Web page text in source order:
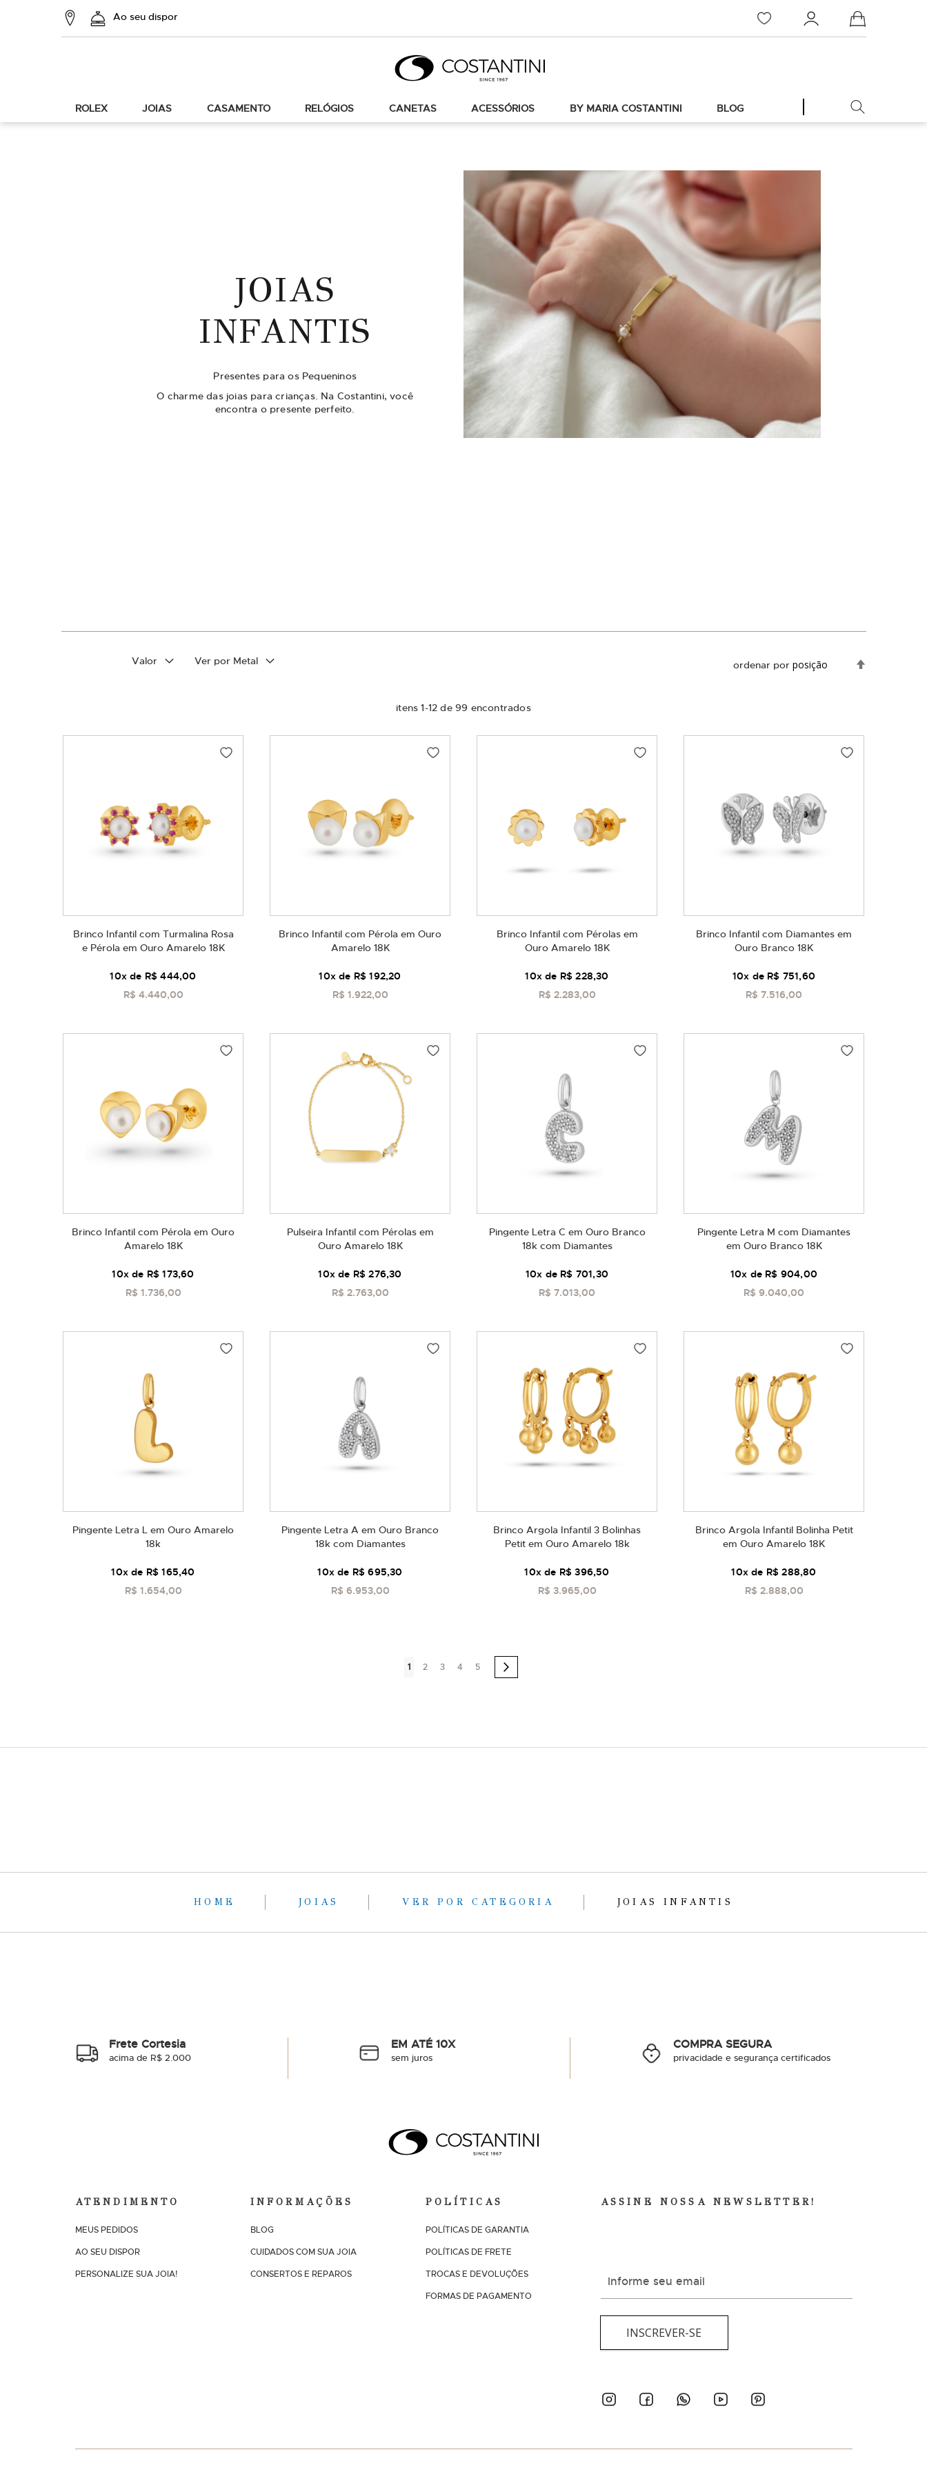
Ao seu dispor
Meu Carrinho
ROLEX JOIAS CASAMENTO RELÓGIOS CANETAS ACESSÓRIOS BY MARIA COSTANTINI BLOG
JOIAS
INFANTIS
Presentes para os Pequeninos
O charme das joias para crianças. Na Costantini, você
encontra o presente perfeito.
COMPRAR
Brinco Infantil com Turmalina Rosa
e Pérola em Ouro Amarelo 18K
R$ 4.440,00
10x de R$ 444,00
COMPRAR
Brinco Infantil com Pérola em Ouro
Amarelo 18K
R$ 1.922,00
10x de R$ 192,20
COMPRAR
Brinco Infantil com Pérolas em
Ouro Amarelo 18K
R$ 2.283,00
10x de R$ 228,30
COMPRAR
Brinco Infantil com Diamantes em
Ouro Branco 18K
R$ 7.516,00
10x de R$ 751,60
COMPRAR
Brinco Infantil com Pérola em Ouro
Amarelo 18K
R$ 1.736,00
10x de R$ 173,60
COMPRAR
Pulseira Infantil com Pérolas em
Ouro Amarelo 18K
R$ 2.763,00
10x de R$ 276,30
COMPRAR
Pingente Letra C em Ouro Branco
18k com Diamantes
R$ 7.013,00
10x de R$ 701,30
COMPRAR
Pingente Letra M com Diamantes
em Ouro Branco 18K
R$ 9.040,00
10x de R$ 904,00
COMPRAR
Pingente Letra L em Ouro Amarelo
18k
R$ 1.654,00
10x de R$ 165,40
COMPRAR
Pingente Letra A em Ouro Branco
18k com Diamantes
R$ 6.953,00
10x de R$ 695,30
COMPRAR
Brinco Argola Infantil 3 Bolinhas
Petit em Ouro Amarelo 18k
R$ 3.965,00
10x de R$ 396,50
COMPRAR
Brinco Argola Infantil Bolinha Petit
em Ouro Amarelo 18K
R$ 2.888,00
10x de R$ 288,80
Página
Você esta lendo a pagina
1 Página
2 Página
3 Página
4 Página
5
Valor Ver por Metal
itens1-12 de 99
ordenar por
HOME JOIAS VER POR CATEGORIA JOIAS INFANTIS
Frete Cortesia
acima de R$ 2.000
EM ATÉ 10X
sem juros
COMPRA SEGURA
privacidade e segurança certificados
ATENDIMENTO
MEUS PEDIDOS
AO SEU DISPOR
PERSONALIZE SUA JOIA!
INFORMAÇÕES
BLOG
CUIDADOS COM SUA JOIA
CONSERTOS E REPAROS
POLÍTICAS
POLÍTICAS DE GARANTIA
POLÍTICAS DE FRETE
TROCAS E DEVOLUÇÕES
FORMAS DE PAGAMENTO
ASSINE NOSSA NEWSLETTER!
s
v
s
e
n
INSCREVER-SE